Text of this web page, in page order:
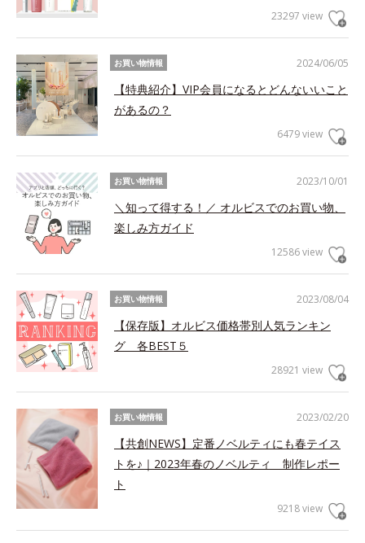
23297 view
2024/06/05
お買い物情報
【特典紹介】VIP会員になるとどんないいこと
があるの？
6479 view
2023/10/01
お買い物情報
＼知って得する！／ オルビスでのお買い物、
楽しみ方ガイド
12586 view
2023/08/04
お買い物情報
【保存版】オルビス価格帯別人気ランキン
グ 各BEST５
28921 view
2023/02/20
お買い物情報
【共創NEWS】定番ノベルティにも春テイス
トを♪｜2023年春のノベルティ 制作レポー
ト
9218 view